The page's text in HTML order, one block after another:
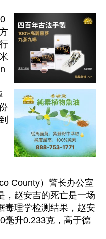
County）警长办公室
，赵安吉的死亡是一场
毒理学检测结果，赵安
毫升0.233克，高于德